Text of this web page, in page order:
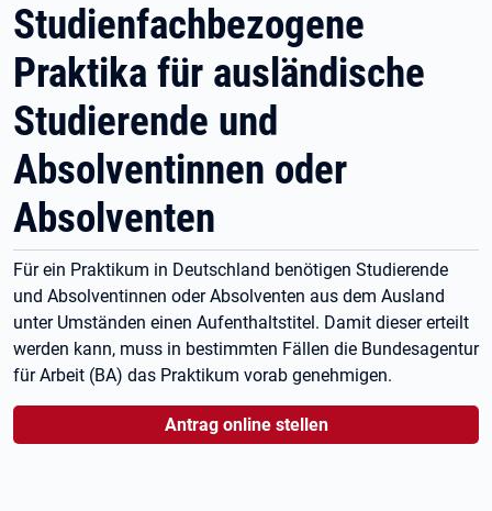
Studienfachbezogene
Praktika für ausländische
Studierende und
Absolventinnen oder
Absolventen
Für ein Praktikum in Deutschland benötigen Studierende
und Absolventinnen oder Absolventen aus dem Ausland
unter Umständen einen Aufenthaltstitel. Damit dieser erteilt
werden kann, muss in bestimmten Fällen die Bundesagentur
für Arbeit (BA) das Praktikum vorab genehmigen.
Antrag online stellen